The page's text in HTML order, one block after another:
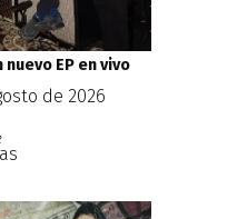
EP en vivo
de 2026